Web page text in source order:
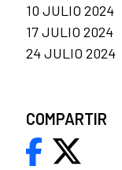
10 JULIO 2024
17 JULIO 2024
24 JULIO 2024
COMPARTIR